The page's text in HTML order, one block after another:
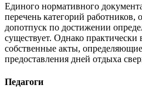
Единого нормативного
перечень категорий
допотпуск по достижении
существует. Однако практически
собственные акты,
предоставления дней отдыха
Педагоги